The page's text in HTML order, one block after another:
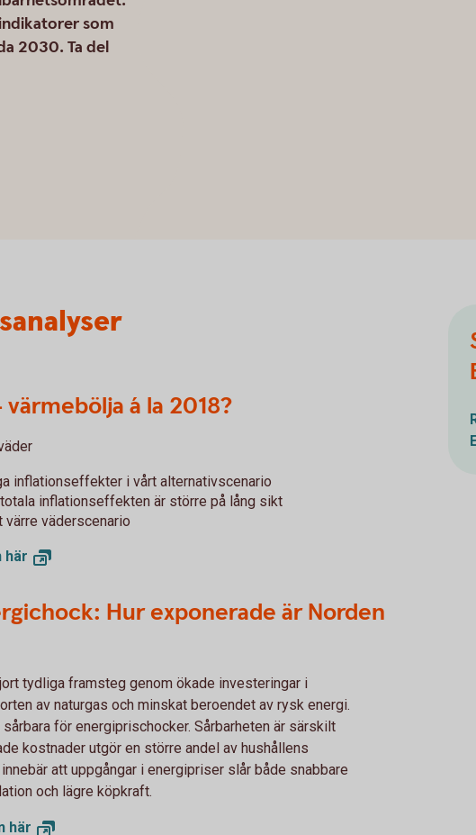
som
2030. Ta del
á la 2018?
inflationseffekter i vårt alternativscenario
inflationseffekten är större på lång sikt
väderscenario
här
Hur exponerade är Norden
tydliga framsteg genom ökade investeringar i
av naturgas och minskat beroendet av rysk energi.
för energiprischocker. Sårbarheten är särskilt
kostnader utgör en större andel av hushållens
att uppgångar i energipriser slår både snabbare
och lägre köpkraft.
här